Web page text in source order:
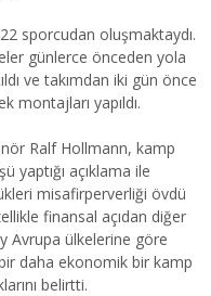
sporcudan oluşmaktaydı.
günlerce önceden yola
ve takımdan iki gün önce
montajları yapıldı.
Ralf Hollmann, kamp
yaptığı açıklama ile
misafirperverliği övdü
finansal açıdan diğer
Avrupa ülkelerine göre
daha ekonomik bir kamp
belirtti.